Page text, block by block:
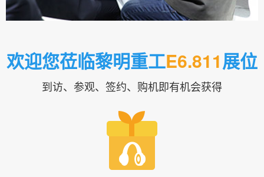
欢迎您莅临黎明重工E6.811展位
到访、参观、签约、购机即有机会获得